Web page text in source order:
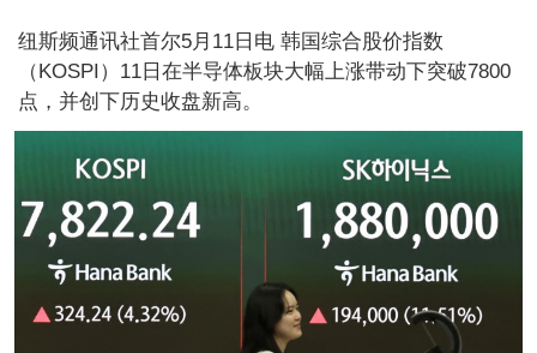
纽斯频通讯社首尔5月11日电 韩国综合股价指数
（KOSPI）11日在半导体板块大幅上涨带动下突破7800
点，并创下历史收盘新高。